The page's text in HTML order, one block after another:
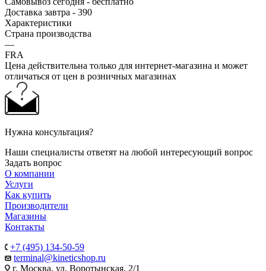
Доставка завтра - 390
Характеристики
Страна производства
—
FRA
Цена действительна только для интернет-магазина и может
отличаться от цен в розничных магазинах
Нужна консультация?
Наши специалисты ответят на любой интересующий вопрос
Задать вопрос
О компании
Услуги
Как купить
Производители
Магазины
Контакты
+7 (495) 134-50-59
terminal@kineticshop.ru
г. Москва, ул. Воротынская, 2/1